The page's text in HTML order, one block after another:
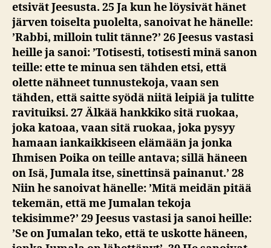
etsivät Jeesusta. 25 Ja kun he löysivät hänet
järven toiselta puolelta, sanoivat he hänelle:
’Rabbi, milloin tulit tänne?’ 26 Jeesus vastasi
heille ja sanoi: ’Totisesti, totisesti minä sanon
teille: ette te minua sen tähden etsi, että
olette nähneet tunnustekoja, vaan sen
tähden, että saitte syödä niitä leipiä ja tulitte
ravituiksi. 27 Älkää hankkiko sitä ruokaa,
joka katoaa, vaan sitä ruokaa, joka pysyy
hamaan iankaikkiseen elämään ja jonka
Ihmisen Poika on teille antava; sillä häneen
on Isä, Jumala itse, sinettinsä painanut.’ 28
Niin he sanoivat hänelle: ’Mitä meidän pitää
tekemän, että me Jumalan tekoja
tekisimme?’ 29 Jeesus vastasi ja sanoi heille:
’Se on Jumalan teko, että te uskotte häneen,